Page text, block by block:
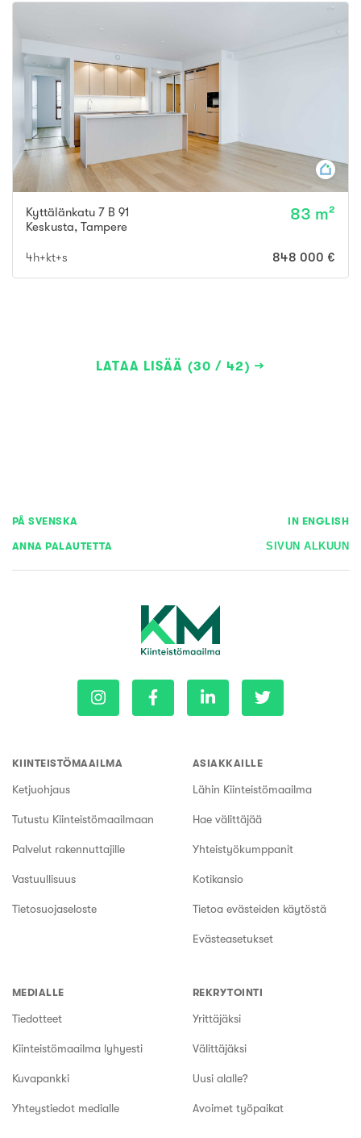
Kyttälänkatu 7 B 91
Keskusta, Tampere
83 m²
4h+kt+s 848 000 €
LATAA LISÄÄ (30 / 42)
PÅ SVENSKA IN ENGLISH
ANNA PALAUTETTA SIVUN ALKUUN
KIINTEISTÖMAAILMA
Ketjuohjaus
Tutustu Kiinteistömaailmaan
Palvelut rakennuttajille
Vastuullisuus
Tietosuojaseloste
ASIAKKAILLE
Lähin Kiinteistömaailma
Hae välittäjää
Yhteistyökumppanit
Kotikansio
Tietoa evästeiden käytöstä
Evästeasetukset
MEDIALLE
Tiedotteet
Kiinteistömaailma lyhyesti
Kuvapankki
Yhteystiedot medialle
REKRYTOINTI
Yrittäjäksi
Välittäjäksi
Uusi alalle?
Avoimet työpaikat